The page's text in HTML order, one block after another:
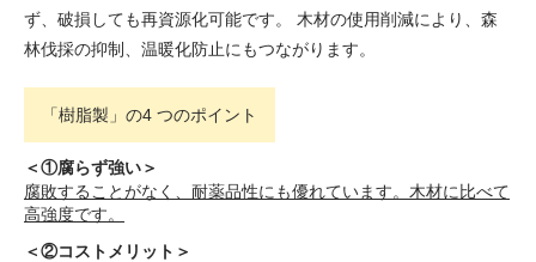
ず、破損しても再資源化可能です。
木材の使用削減により、森
林伐採の抑制、温暖化防止にもつながります。
「樹脂製」の4 つのポイント
＜①腐らず強い＞
腐敗することがなく、耐薬品性にも優れています。木材に比べて
高強度です。
＜②コストメリット＞